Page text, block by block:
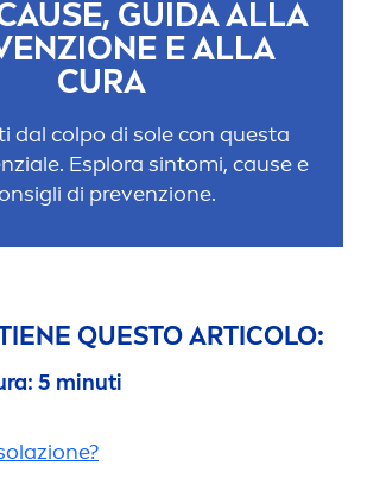
GUIDA ALLA
E ALLA
CURA
dal colpo di sole con questa
Esplora sintomi, cause e
di prevenzione.
QUESTO ARTICOLO:
5 minuti